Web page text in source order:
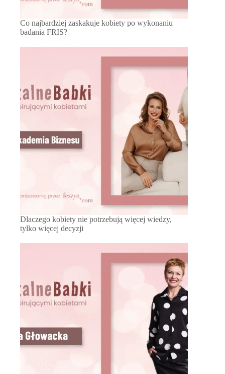
Co najbardziej zaskakuje kobiety po wykonaniu
badania FRIS?
Dlaczego kobiety nie potrzebują więcej wiedzy,
tylko więcej decyzji